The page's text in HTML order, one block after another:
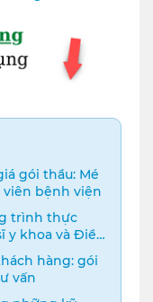
gói thầu: Mé
bệnh viện
trình thực
y khoa và Điều
hàng: gói
vấn